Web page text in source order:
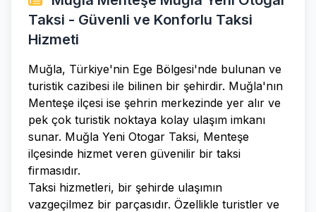
Taksi - Güvenli ve Konforlu Taksi
Hizmeti
Muğla, Türkiye'nin Ege Bölgesi'nde bulunan ve
turistik cazibesi ile bilinen bir şehirdir. Muğla'nın
Menteşe ilçesi ise şehrin merkezinde yer alır ve
pek çok turistik noktaya kolay ulaşım imkanı
sunar. Muğla Yeni Otogar Taksi, Menteşe
ilçesinde hizmet veren güvenilir bir taksi
firmasıdır.
Taksi hizmetleri, bir şehirde ulaşımın
vazgeçilmez bir parçasıdır. Özellikle turistler ve